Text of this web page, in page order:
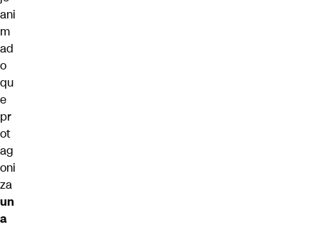
ani
m
ad
o
qu
e
pr
ot
ag
oni
za
un
a